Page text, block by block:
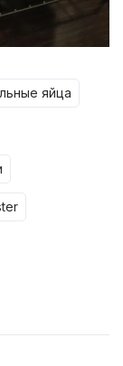
яйца